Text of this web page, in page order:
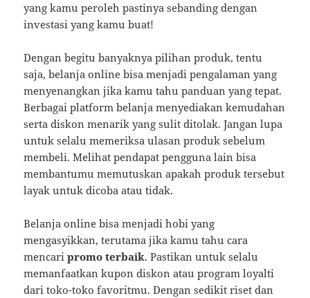
yang kamu peroleh pastinya sebanding dengan
investasi yang kamu buat!
Dengan begitu banyaknya pilihan produk, tentu
saja, belanja online bisa menjadi pengalaman yang
menyenangkan jika kamu tahu panduan yang tepat.
Berbagai platform belanja menyediakan kemudahan
serta diskon menarik yang sulit ditolak. Jangan lupa
untuk selalu memeriksa ulasan produk sebelum
membeli. Melihat pendapat pengguna lain bisa
membantumu memutuskan apakah produk tersebut
layak untuk dicoba atau tidak.
Belanja online bisa menjadi hobi yang
mengasyikkan, terutama jika kamu tahu cara
mencaripromo terbaik. Pastikan untuk selalu
memanfaatkan kupon diskon atau program loyalti
dari toko-toko favoritmu. Dengan sedikit riset dan